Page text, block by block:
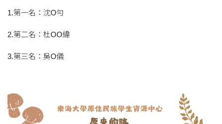
1.第一名：沈O勻
2.第二名：杜OO緯
3.第三名：吳O儀